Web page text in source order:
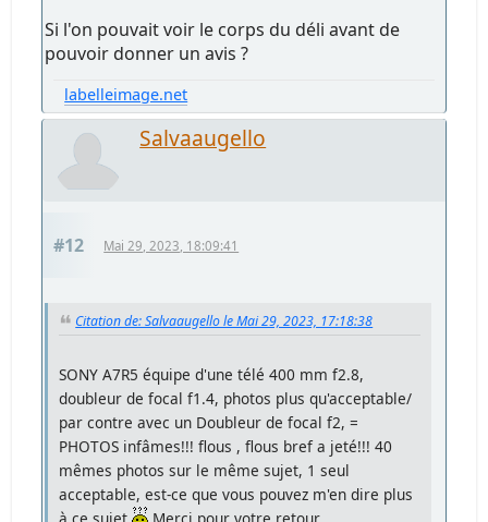
Si l'on pouvait voir le corps du déli avant de
pouvoir donner un avis ?
labelleimage.net
Salvaaugello
#12 Mai 29, 2023, 18:09:41
Citation de: Salvaaugello le Mai 29, 2023, 17:18:38
SONY A7R5 équipe d'une télé 400 mm f2.8,
doubleur de focal f1.4, photos plus qu'acceptable/
par contre avec un Doubleur de focal f2, =
PHOTOS infâmes!!! flous , flous bref a jeté!!! 40
mêmes photos sur le même sujet, 1 seul
acceptable, est-ce que vous pouvez m'en dire plus